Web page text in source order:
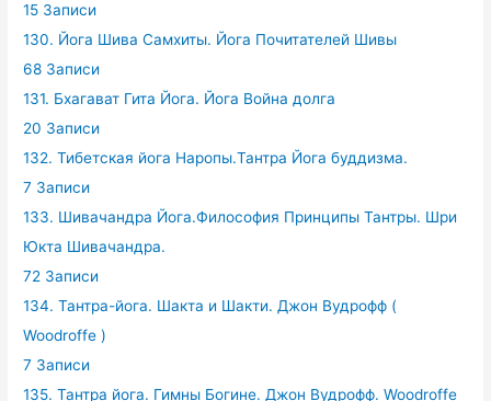
15 Записи
130. Йога Шива Самхиты. Йога Почитателей Шивы
68 Записи
131. Бхагават Гита Йога. Йога Война долга
20 Записи
132. Тибетская йога Наропы.Тантра Йога буддизма.
7 Записи
133. Шивачандра Йога.Философия Принципы Тантры. Шри
Юкта Шивачандра.
72 Записи
134. Тантра-йога. Шакта и Шакти. Джон Вудрофф (
Woodroffe )
7 Записи
135. Тантра йога. Гимны Богине. Джон Вудрофф. Woodroffe